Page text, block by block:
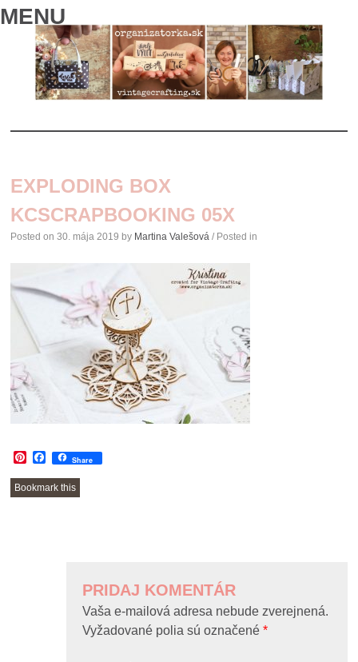
MENU
CONTENT
EXPLODING BOX
KCSCRAPBOOKING 05X
Posted on30. mája 2019 by Martina Valešová / Posted in
Pinterest
Facebook
Share
Bookmark this
PRIDAJ KOMENTÁR
Vaša e-mailová adresa nebude zverejnená.
Vyžadované polia sú označené*